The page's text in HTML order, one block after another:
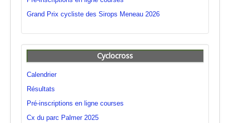
Grand Prix cycliste des Sirops Meneau 2026
Cyclocross
Calendrier
Résultats
Pré-inscriptions en ligne courses
Cx du parc Palmer 2025